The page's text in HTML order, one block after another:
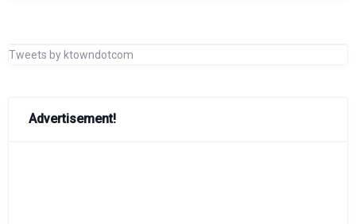
Tweets by ktowndotcom
Advertisement!